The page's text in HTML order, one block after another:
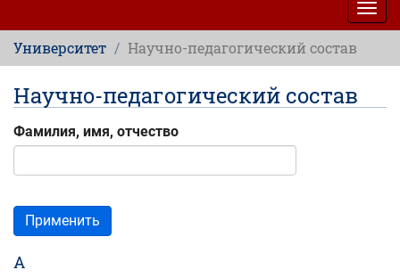
Университет Научно-педагогический состав
Научно-педагогический состав
Фамилия, имя, отчество
Применить
А